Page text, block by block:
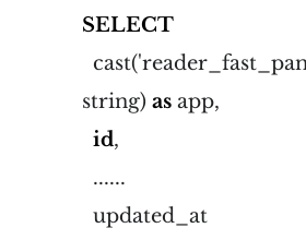
SELECT
string) as app,
id,
......
updated_at